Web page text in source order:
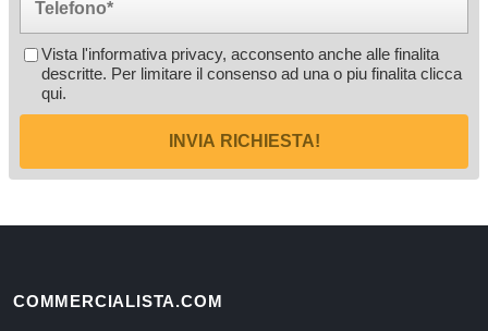
Vista l'informativa privacy, acconsento anche alle finalita
descritte. Per limitare il consenso ad una o piu finalita clicca
qui.
INVIA RICHIESTA!
COMMERCIALISTA.COM